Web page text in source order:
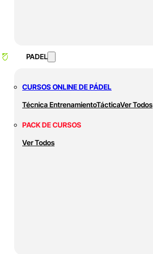
PADEL
CURSOS ONLINE DE PÁDEL
Técnica EntrenamientoTácticaVer Todos
PACK DE CURSOS
Ver Todos